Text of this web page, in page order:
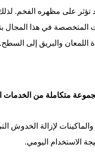
على مظهره الفخم.
في هذا المجال
اللمعان والبريق إلى السطح.
متكاملة من الخدمات
لإزالة الخدوش
الاستخدام اليومي.